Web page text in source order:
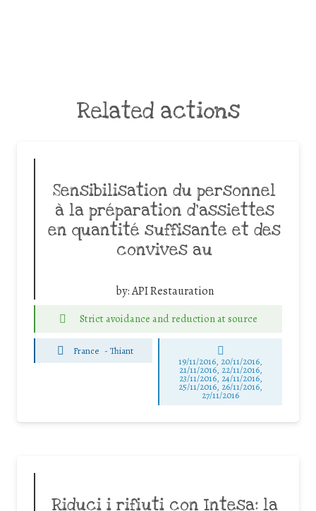
Related actions
Sensibilisation du personnel
à la préparation d’assiettes
en quantité suffisante et des
convives au
by:API Restauration
Strict avoidance and reduction at source
France - Thiant
19/11/2016, 20/11/2016,
21/11/2016, 22/11/2016,
23/11/2016, 24/11/2016,
25/11/2016, 26/11/2016,
27/11/2016
Riduci i rifiuti con Intesa: la